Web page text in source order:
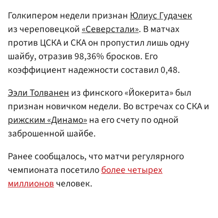
Голкипером недели признанЮлиус Гудачек
из череповецкой«Северстали». В матчах
против ЦСКА и СКА он пропустил лишь одну
шайбу, отразив 98,36% бросков. Его
коэффициент надежности составил 0,48.
Ээли Толванениз финского «Йокерита» был
признан новичком недели. Во встречах со СКА и
рижским «Динамо»на его счету по одной
заброшенной шайбе.
Ранее сообщалось, что матчи регулярного
чемпионата посетилоболее четырех
миллионовчеловек.